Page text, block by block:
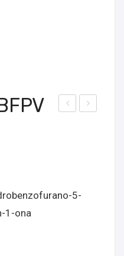
mar
5-
1-ona